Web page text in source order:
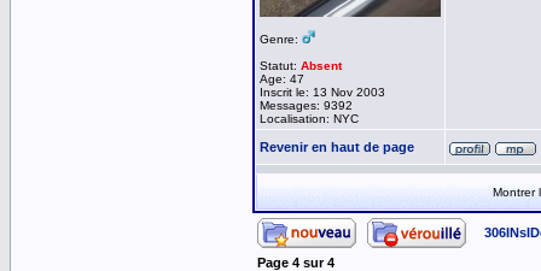
Genre:
Statut: Absent
Age: 47
Inscrit le: 13 Nov 2003
Messages: 9392
Localisation: NYC
Revenir en haut de page
Montrer
Page 4 sur4